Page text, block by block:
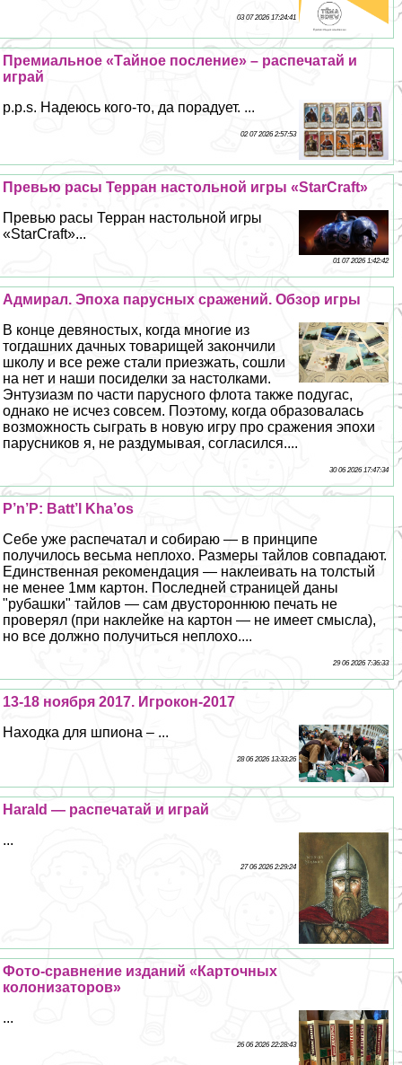
03 07 2026 17:24:41
Премиальное «Тайное посление» – распечатай и
играй
p.p.s. Надеюсь кого-то, да порадует. ...
02 07 2026 2:57:53
Превью расы Терран настольной игры «StarCraft»
Превью расы Терран настольной игры
«StarCraft»...
01 07 2026 1:42:42
Адмирал. Эпоха парусных сражений. Обзор игры
В конце девяностых, когда многие из
тогдашних дачных товарищей закончили
школу и все реже стали приезжать, сошли
на нет и наши посиделки за настолками.
Энтузиазм по части парусного флота также подугас,
однако не исчез совсем. Поэтому, когда образовалась
возможность сыграть в новую игру про сражения эпохи
парусников я, не раздумывая, согласился....
30 06 2026 17:47:34
P’n’P: Batt’l Kha’os
Себе уже распечатал и собираю — в принципе
получилось весьма неплохо. Размеры тайлов совпадают.
Единственная рекомендация — наклеивать на толстый
не менее 1мм картон. Последней страницей даны
"рубашки" тайлов — сам двустороннюю печать не
проверял (при наклейке на картон — не имеет смысла),
но все должно получиться неплохо....
29 06 2026 7:36:33
13-18 ноября 2017. Игрокон-2017
Находка для шпиона – ...
28 06 2026 13:33:26
Harald — распечатай и играй
...
27 06 2026 2:29:24
Фото-сравнение изданий «Карточных
колонизаторов»
...
26 06 2026 22:28:43